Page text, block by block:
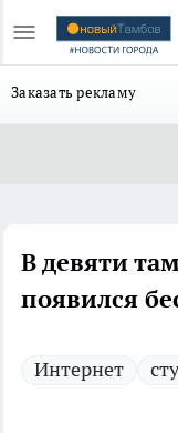
Заказать рекламу
В девяти
появился
Интернет